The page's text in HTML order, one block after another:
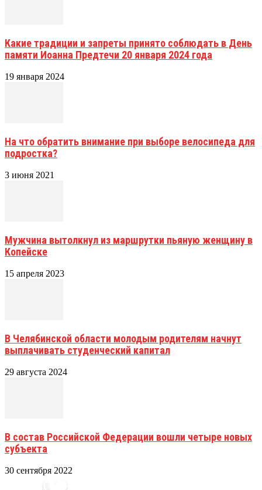
Какие традиции и запреты принято соблюдать в День
памяти Иоанна Предтечи 20 января 2024 года
19 января 2024
На что обратить внимание при выборе велосипеда для
подростка?
3 июня 2021
Мужчина вытолкнул из маршрутки пьяную женщину в
Копейске
15 апреля 2023
В Челябинской области молодым родителям начнут
выплачивать студенческий капитал
29 августа 2024
В состав Российской Федерации вошли четыре новых
субъекта
30 сентября 2022